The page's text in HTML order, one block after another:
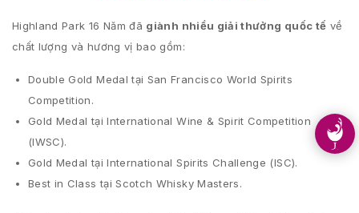
Highland Park 16 Năm đã giành nhiều giải thưởng quốc tế về
chất lượng và hương vị bao gồm:
Double Gold Medal tại San Francisco World Spirits
Competition.
Gold Medal tại International Wine & Spirit Competition
(IWSC).
Gold Medal tại International Spirits Challenge (ISC).
Best in Class tại Scotch Whisky Masters.